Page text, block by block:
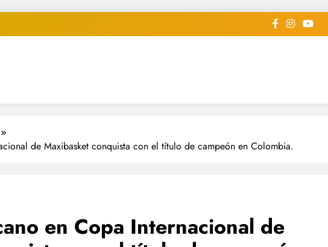
• "Periodico Deportivo Digital"
#deportealdiard #deportealdiaperiodico
de Maxibasket conquista con el título de campeón en Colombia.
en Copa Internacional de